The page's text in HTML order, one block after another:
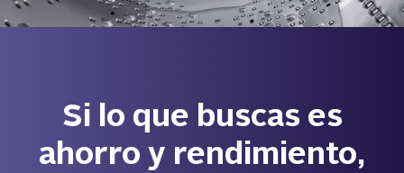
Si lo que buscas es
ahorro y rendimiento,